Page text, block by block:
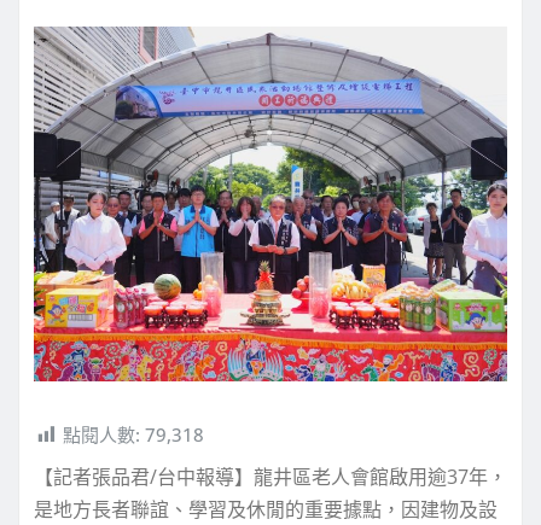
點閱人數: 79,318
【記者張品君/台中報導】龍井區老人會館啟用逾37年，
是地方長者聯誼、學習及休閒的重要據點，因建物及設